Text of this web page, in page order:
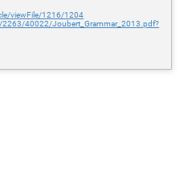
viewFile/1216/1204
40022/Joubert_Grammar_2013.pdf?